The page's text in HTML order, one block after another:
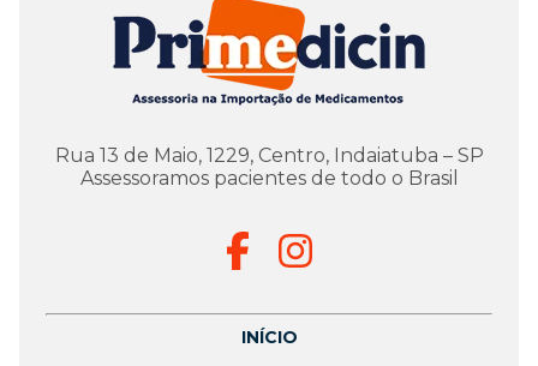
Rua 13 de Maio, 1229, Centro, Indaiatuba – SP
Assessoramos pacientes de todo o Brasil
INÍCIO